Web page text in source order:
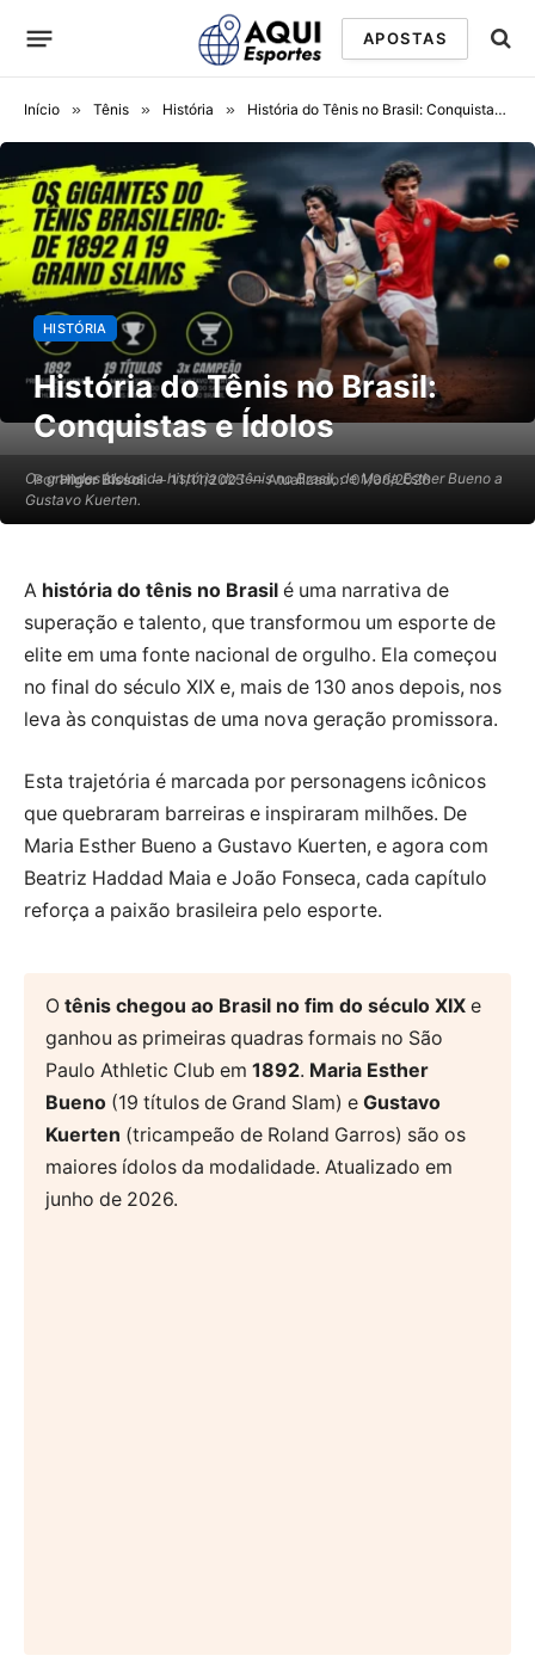
APOSTAS
Início » Tênis » História » História do Tênis no Brasil: Conquistas e Ídolos
Os grandes ídolos da história do tênis no Brasil, de Maria Esther Bueno a
Gustavo Kuerten.
HISTÓRIA
História do Tênis no Brasil:
Conquistas e Ídolos
Por Higor Bissoli 11/11/2025 Atualizado: 01/06/2026
A história do tênis no Brasil é uma narrativa de
superação e talento, que transformou um esporte de
elite em uma fonte nacional de orgulho. Ela começou
no final do século XIX e, mais de 130 anos depois, nos
leva às conquistas de uma nova geração promissora.
Esta trajetória é marcada por personagens icônicos
que quebraram barreiras e inspiraram milhões. De
Maria Esther Bueno a Gustavo Kuerten, e agora com
Beatriz Haddad Maia e João Fonseca, cada capítulo
reforça a paixão brasileira pelo esporte.
O tênis chegou ao Brasil no fim do século XIXe
ganhou as primeiras quadras formais no São
Paulo Athletic Club em 1892. Maria Esther
Bueno(19 títulos de Grand Slam) e Gustavo
Kuerten (tricampeão de Roland Garros) são os
maiores ídolos da modalidade. Atualizado em
junho de 2026.